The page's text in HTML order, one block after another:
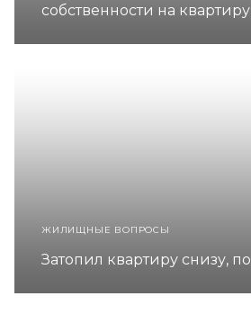
собственности на квартиру.
ЖИЛИЩНЫЕ ВОПРОСЫ
Затопил квартиру снизу,